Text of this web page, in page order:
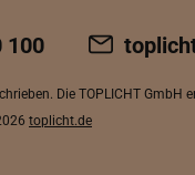
100
Die TOPLICHT GmbH
toplicht.de